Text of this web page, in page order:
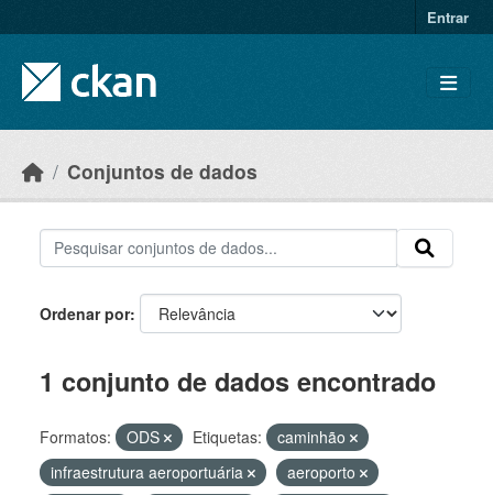
Entrar
Conjuntos de dados
Ordenar por
1 conjunto de dados encontrado
Formatos: ODS Etiquetas:
caminhão
infraestrutura aeroportuária
aeroporto